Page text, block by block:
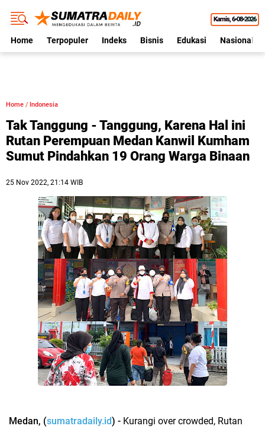
Kamis 6•08•2026
Home Terpopuler Indeks Bisnis Edukasi Nasional
Home / Indonesia
Tak Tanggung - Tanggung, Karena Hal ini
Rutan Perempuan Medan Kanwil Kumham
Sumut Pindahkan 19 Orang Warga Binaan
25 Nov 2022, 21:14 WIB
Medan, (sumatradaily.id) - Kurangi over crowded, Rutan